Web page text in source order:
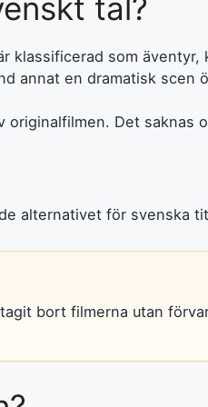
tal?
klassificerad som äventyr,
annat en dramatisk scen
Det saknas
alternativet för svenska
bort filmerna utan